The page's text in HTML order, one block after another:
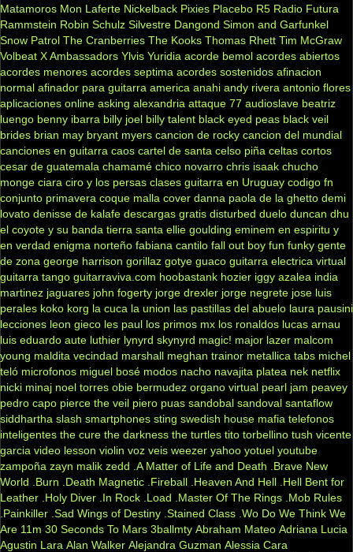
Matamoros Mon Laferte Nickelback Pixies Placebo R5 Radio Futura
Rammstein Robin Schulz Silvestre Dangond Simon and Garfunkel
Snow Patrol The Cranberries The Kooks Thomas Rhett Tim McGraw
Volbeat X Ambassadors Ylvis Yuridia acorde bemol acordes abiertos
acordes menores acordes septima acordes sostenidos afinacion
normal afinador para guitarra america anahi andy rivera antonio flores
aplicaciones online asking alexandria attaque 77 audioslave beatriz
luengo benny ibarra billy joel billy talent black eyed peas black veil
brides brian may bryant myers cancion de rocky cancion del mundial
canciones en guitarra caos cartel de santa celso piña celtas cortos
cesar de guatemala chamamé chico novarro chris isaak chucho
monge ciara ciro y los persas clases guitarra en Uruguay codigo fn
conjunto primavera coque malla cover danna paola de la ghetto demi
lovato denisse de kalafe descargas gratis disturbed duelo duncan dhu
el coyote y su banda tierra santa ellie goulding eminem en espiritu y
en verdad enigma norteño fabiana cantilo fall out boy fun funky gente
de zona george harrison gorillaz gotye guaco guitarra electrica virtual
guitarra tango guitarraviva.com hoobastank hozier iggy azalea india
martinez jaguares john fogerty jorge drexler jorge negrete jose luis
perales koko korg la cuca la union las pastillas del abuelo laura pausini
lecciones leon gieco les paul los primos mx los ronaldos lucas arnau
luis eduardo aute luthier lynyrd skynyrd magic! major lazer malcom
young maldita vecindad marshall meghan trainor metallica tabs michel
teló microfonos miguel bosé modos nacho navajita platea nek netflix
nicki minaj noel torres obie bermudez organo virtual pearl jam peavey
pedro capo pierce the veil piero puas sandobal sandoval santaflow
siddhartha slash smartphones sting swedish house mafia telefonos
inteligentes the cure the darkness the turtles tito torbellino tush vicente
garcia video lesson violin voz veis weezer yahoo yotuel youtube
zampoña zayn malik zedd .A Matter of Life and Death
.Brave New
World
.Burn .Death Magnetic .Fireball .Heaven And Hell .Hell Bent for
Leather .Holy Diver .In Rock .Load .Master Of The Rings .Mob Rules
.Painkiller .Sad Wings of Destiny .Stained Class .Wo Do We Think We
Are 11m 30 Seconds To Mars 3ballmty Abraham Mateo Adriana Lucia
Agustin Lara Alan Walker Alejandra Guzman Alessia Cara